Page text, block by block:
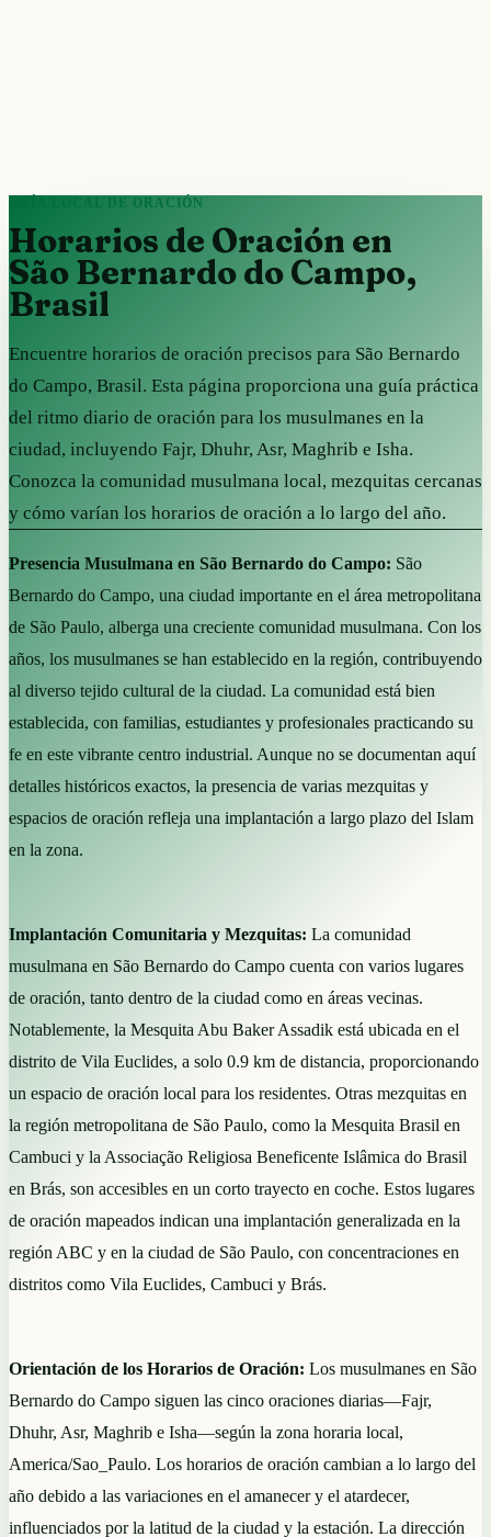
GUÍA LOCAL DE ORACIÓN
Horarios de Oración en
São Bernardo do Campo,
Brasil
Encuentre horarios de oración precisos para São Bernardo
do Campo, Brasil. Esta página proporciona una guía práctica
del ritmo diario de oración para los musulmanes en la
ciudad, incluyendo Fajr, Dhuhr, Asr, Maghrib e Isha.
Conozca la comunidad musulmana local, mezquitas cercanas
y cómo varían los horarios de oración a lo largo del año.
Presencia Musulmana en São Bernardo do Campo: São
Bernardo do Campo, una ciudad importante en el área metropolitana
de São Paulo, alberga una creciente comunidad musulmana. Con los
años, los musulmanes se han establecido en la región, contribuyendo
al diverso tejido cultural de la ciudad. La comunidad está bien
establecida, con familias, estudiantes y profesionales practicando su
fe en este vibrante centro industrial. Aunque no se documentan aquí
detalles históricos exactos, la presencia de varias mezquitas y
espacios de oración refleja una implantación a largo plazo del Islam
en la zona.
Implantación Comunitaria y Mezquitas: La comunidad
musulmana en São Bernardo do Campo cuenta con varios lugares
de oración, tanto dentro de la ciudad como en áreas vecinas.
Notablemente, la Mesquita Abu Baker Assadik está ubicada en el
distrito de Vila Euclides, a solo 0.9 km de distancia, proporcionando
un espacio de oración local para los residentes. Otras mezquitas en
la región metropolitana de São Paulo, como la Mesquita Brasil en
Cambuci y la Associação Religiosa Beneficente Islâmica do Brasil
en Brás, son accesibles en un corto trayecto en coche. Estos lugares
de oración mapeados indican una implantación generalizada en la
región ABC y en la ciudad de São Paulo, con concentraciones en
distritos como Vila Euclides, Cambuci y Brás.
Orientación de los Horarios de Oración: Los musulmanes en São
Bernardo do Campo siguen las cinco oraciones diarias—Fajr,
Dhuhr, Asr, Maghrib e Isha—según la zona horaria local,
America/Sao_Paulo. Los horarios de oración cambian a lo largo del
año debido a las variaciones en el amanecer y el atardecer,
influenciados por la latitud de la ciudad y la estación. La dirección